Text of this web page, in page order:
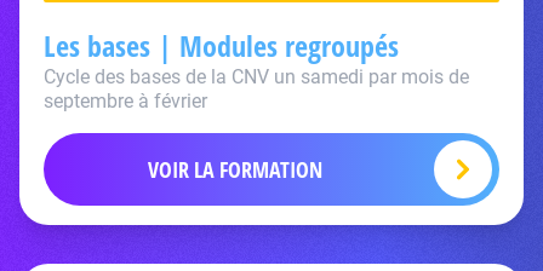
Les bases | Modules regroupés
Cycle des bases de la CNV un samedi par mois de
septembre à février
VOIR LA FORMATION